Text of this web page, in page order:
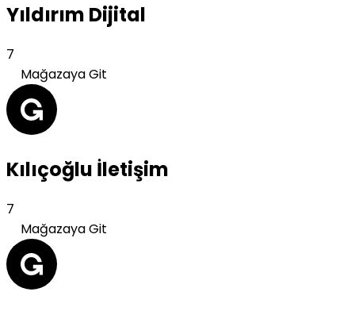
Yıldırım Dijital
7
Mağazaya Git
Kılıçoğlu İletişim
7
Mağazaya Git